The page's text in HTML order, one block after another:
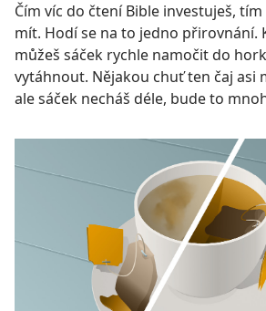
Čím víc do čtení Bible investuješ,
mít. Hodí se na to jedno přirovnání.
můžeš sáček rychle namočit do
vytáhnout. Nějakou chuť ten čaj asi
ale sáček necháš déle, bude to